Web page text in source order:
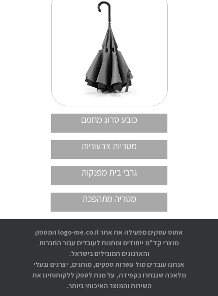
כובע סרוג מחמם
מטריות צבעוניות
גרבי בית מפנקות
מטריה מתהפכת
אתוס עסקים מפעילה את אתר logo-me.co.il המספק
מוצרי קד"מ ייחודים ומתנות לעובדים עבור החברות
והארגונים המובילים בישראל.
אנחנו עובדים מול עשרות ספקים, מותגים, יצרנים ובעלי
מלאכה שנבחרו בקפידה, על מנת לספק ללקוחותינו את
השירות והמוצר האיכותי ביותר.